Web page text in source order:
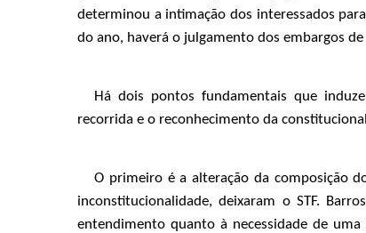
determinou a intimação dos interessados
do ano, haverá o julgamento dos embargos de
Há dois pontos fundamentais que
recorrida e o reconhecimento da
O primeiro é a alteração da composição
inconstitucionalidade, deixaram o STF.
entendimento quanto à necessidade de